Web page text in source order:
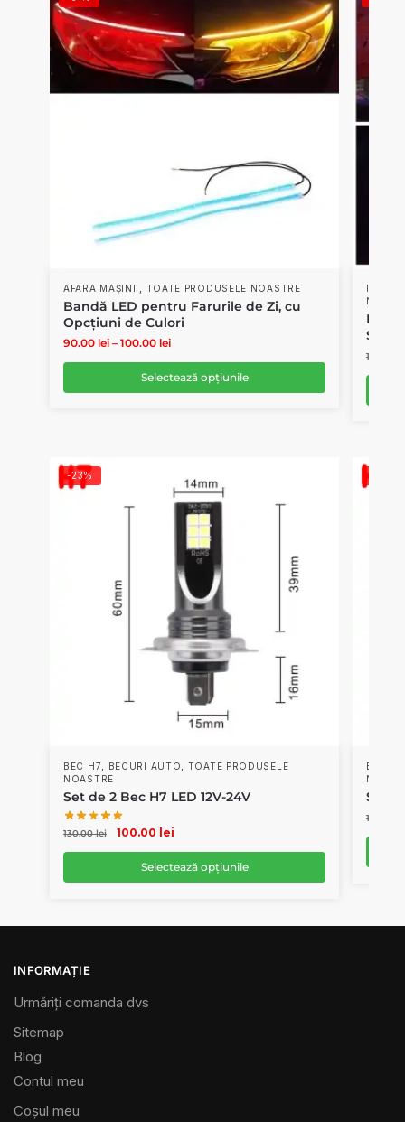
AFARA MAȘINII TOATE PRODUSELE NOASTRE
Bandă LED pentru Farurile de Zi, cu
Opcțiuni de Culori
90.00 lei – 100.00 lei
Selectează opțiunile
100.00
-23%
BEC H7, BECURI AUTO, TOATE PRODUSELE
NOASTRE
Set de 2 Bec H7 LED 12V-24V
130.00lei 100.00 lei
Selectează opțiunile
BEC H3
Set
130.00
INFORMAȚIE
Urmăriți comanda dvs
Sitemap
Blog
Contul meu
Coșul meu